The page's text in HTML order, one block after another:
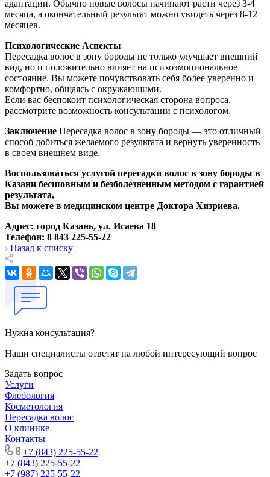
адаптации. Обычно новые волосы начинают расти через 3-4
месяца, а окончательный результат можно увидеть через 8-12
месяцев.
Психологические Аспекты
Пересадка волос в зону бороды не только улучшает внешний
вид, но и положительно влияет на психоэмоциональное
состояние. Вы можете почувствовать себя более уверенно и
комфортно, общаясь с окружающими.
Если вас беспокоит психологическая сторона вопроса,
рассмотрите возможность консультации с психологом.
Заключение Пересадка волос в зону бороды — это отличный
способ добиться желаемого результата и вернуть уверенность
в своем внешнем виде.
Воспользоваться услугой пересадки волос в зону бороды в
Казани бесшовным и безболезненным методом с гарантией
результата,
Вы можете в медицинском центре Доктора Хизриева.
Адрес: город Казань, ул. Исаева 18
Телефон: 8 843 225-55-22
Назад к списку
Нужна консультация?
Наши специалисты ответят на любой интересующий вопрос
Задать вопрос
Услуги
Флебология
Косметология
Пересадка волос
О клинике
Контакты
+7 (843) 225-55-22
+7 (843) 225-55-22
+7 (987) 225-55-22